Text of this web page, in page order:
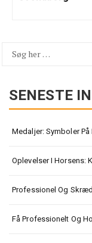
Search
SENESTE
Medaljer: Symboler
Oplevelser I Horsens:
Professionel Og
Få Professionelt Og